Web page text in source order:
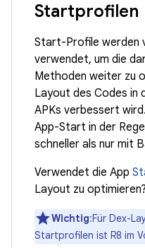
Startprofilen
Start-Profile werden
verwendet, um die
Methoden weiter zu
Layout des Codes in
APKs verbessert
App-Start in der
schneller als nur mit
Verwendet die App
Layout zu optimieren?
Wichtig:Für Dex-
Startprofilen ist R8 im